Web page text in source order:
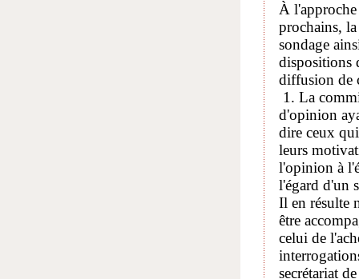
À
prochains,
sondage
dispositions
diffusion de
1. La
d'opinion
dire ceux
leurs
l'opinion à
l'égard d'un
Il en résulte
être
celui de
secrétariat